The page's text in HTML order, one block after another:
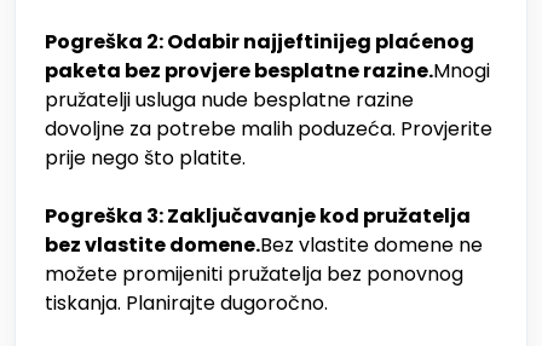
Pogreška 2: Odabir najjeftinijeg plaćenog
paketa bez provjere besplatne razine.Mnogi
pružatelji usluga nude besplatne razine
dovoljne za potrebe malih poduzeća. Provjerite
prije nego što platite.
Pogreška 3: Zaključavanje kod pružatelja
bez vlastite domene.Bez vlastite domene ne
možete promijeniti pružatelja bez ponovnog
tiskanja. Planirajte dugoročno.